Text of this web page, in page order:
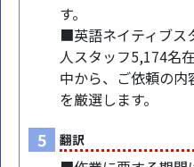
す。
■英語ネイティブス
人スタッフ5,174名
中から、ご依頼の
を厳選します。
5 翻訳